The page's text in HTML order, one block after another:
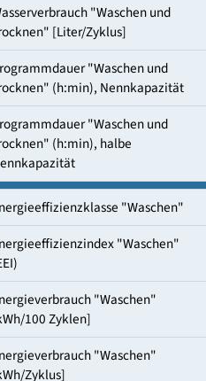
Energieverbrauch "Waschen und
Trocknen" [kWh/Zyklus]
Wasserverbrauch "Waschen und
Trocknen" [Liter/Zyklus]
Programmdauer "Waschen und
Trocknen" (h:min), Nennkapazität
Programmdauer "Waschen und
Trocknen" (h:min), halbe
Nennkapazität
Energieeffizienzklasse "Waschen"
Energieeffizienzindex "Waschen"
(EEI)